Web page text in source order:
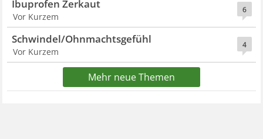
6
Ibuprofen Zerkaut
Vor Kurzem
4
Schwindel/Ohnmachtsgefühl
Vor Kurzem
Mehr neue Themen